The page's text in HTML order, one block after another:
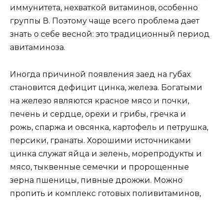
иммунитета, нехваткой витаминов, особенно
группы В. Поэтому чаще всего проблема дает
знать о себе весной: это традиционный период
авитаминоза.
Иногда причиной появления заед на губах
становится дефицит цинка, железа. Богатыми
на железо являются красное мясо и почки,
печень и сердце, орехи и грибы, гречка и
рожь, спаржа и овсянка, картофель и петрушка,
персики, гранаты. Хорошими источниками
цинка служат яйца и зелень, морепродукты и
мясо, тыквенные семечки и пророщенные
зерна пшеницы, пивные дрожжи. Можно
пропить и комплекс готовых поливитаминов,